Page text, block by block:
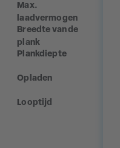
Max.
laadvermogen
Breedte van de
plank
Plankdiepte
Opladen
Looptijd